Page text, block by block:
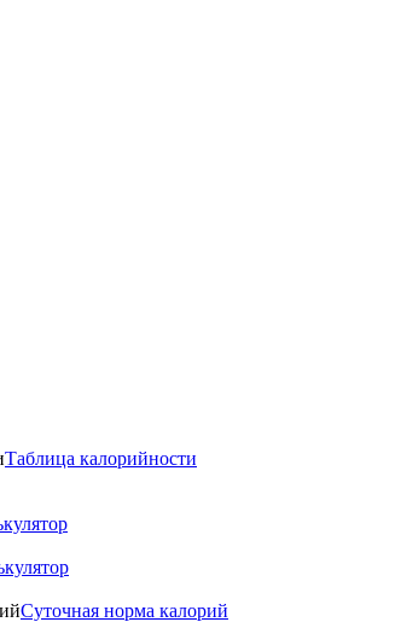
Таблица калорийности
Суточная норма калорий